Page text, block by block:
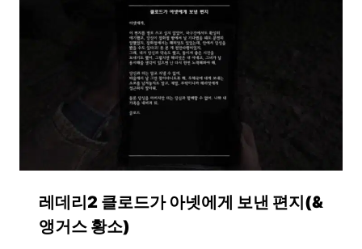
레데리2 클로드가 아넷에게 보낸 편지(&
앵거스 황소)